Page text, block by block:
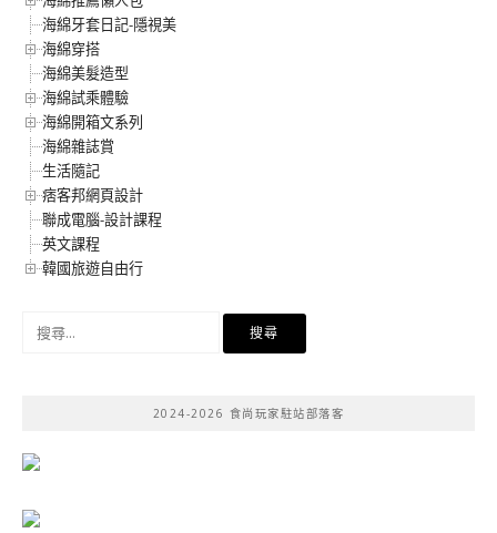
海綿牙套日記-隱視美
海綿穿搭
海綿美髮造型
海綿試乘體驗
海綿開箱文系列
海綿雜誌賞
生活隨記
痞客邦網頁設計
聯成電腦-設計課程
英文課程
韓國旅遊自由行
2024-2026 食尚玩家駐站部落客